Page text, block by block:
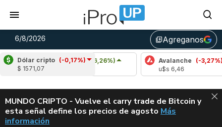
6/8/2026 library_addAgreganos
Dólar cripto (-0,17%)
$ 1571,07
Cardano (6,26%)
u$s 0,20
Avalanche
(-3,27%)
u$s 6,46
ALERTA
MUNDO CRIPTO - Vuelve el carry trade de Bitcoin y
esta señal define los precios de agosto VUELVE EL
Más
información